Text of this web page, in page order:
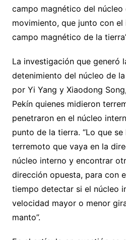
campo magnético del núcleo
movimiento, que junto con
campo magnético de la
La investigación que generó
detenimiento del núcleo de
por Yi Yang y Xiaodong
Pekín quienes midieron
penetraron en el núcleo
punto de la tierra. “Lo que
terremoto que vaya en la
núcleo interno y encontrar
dirección opuesta, para con
tiempo detectar si el núcleo
velocidad mayor o menor
manto”.